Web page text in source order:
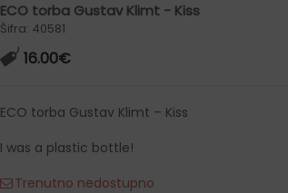
Touch pen olovke
Gumice za brisanje
ECO torba Gustav Klimt - Kiss
Šifra: 40581
16.00€
ECO torba Gustav Klimt – Kiss
I was a plastic bottle!
Trenutno nedostupno